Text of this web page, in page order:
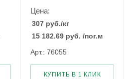
Цена:
307 руб./кг
15 182.69 руб. /пог.м
Арт.: 76055
КУПИТЬ В 1 КЛИК